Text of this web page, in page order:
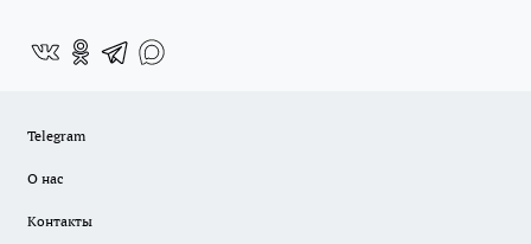
Telegram
О нас
Контакты